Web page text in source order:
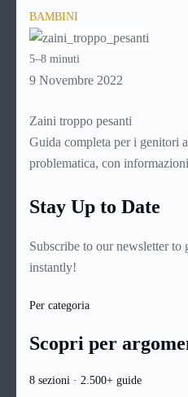
sottoponendo le sostanze
di omogeneizzazione che li
stomaco dei bambini molto
età. Dato che si intuisce come
su questo delicato prodotto.
BAMBINI
5–8 minuti
9 Novembre 2022
Zaini troppo pesanti
Guida completa per i genitori
problematica, con
individuare lo specialista più
Stay Up to Date
Subscribe to our newsletter to
instantly!
Per categoria
Scopri per
8 sezioni · 2.500+ guide